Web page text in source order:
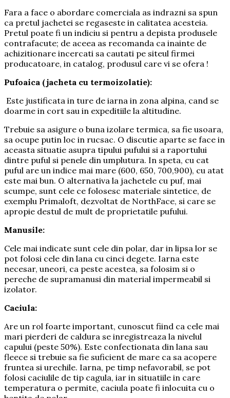
Fara a face o abordare comerciala as indrazni sa spun
ca pretul jachetei se regaseste in calitatea acesteia.
Pretul poate fi un indiciu si pentru a depista produsele
contrafacute; de aceea as recomanda ca inainte de
achizitionare incercati sa cautati pe siteul firmei
producatoare, in catalog, produsul care vi se ofera !
Pufoaica (jacheta cu termoizolatie):
Este justificata in ture de iarna in zona alpina, cand se
doarme in cort sau in expeditiile la altitudine.
Trebuie sa asigure o buna izolare termica, sa fie usoara,
sa ocupe putin loc in rucsac. O discutie aparte se face in
aceasta situatie asupra tipului pufului si a raportului
dintre puful si penele din umplutura. In speta, cu cat
puful are un indice mai mare (600, 650, 700,900), cu atat
este mai bun. O alternativa la jachetele cu puf, mai
scumpe, sunt cele ce folosesc materiale sintetice, de
exemplu Primaloft, dezvoltat de NorthFace, si care se
apropie destul de mult de proprietatile pufului.
Manusile:
Cele mai indicate sunt cele din polar, dar in lipsa lor se
pot folosi cele din lana cu cinci degete. Iarna este
necesar, uneori, ca peste acestea, sa folosim si o
pereche de supramanusi din material impermeabil si
izolator.
Caciula:
Are un rol foarte important, cunoscut fiind ca cele mai
mari pierderi de caldura se inregistreaza la nivelul
capului (peste 50%). Este confectionata din lana sau
fleece si trebuie sa fie suficient de mare ca sa acopere
fruntea si urechile. Iarna, pe timp nefavorabil, se pot
folosi caciulile de tip cagula, iar in situatiile in care
temperatura o permite, caciula poate fi inlocuita cu o